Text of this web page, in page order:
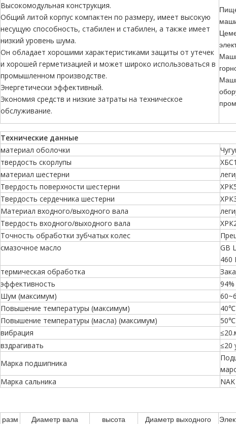
Высокомодульная конструкция.
Общий литой корпус компактен по размеру, имеет высокую
несущую способность, стабилен и стабилен, а также имеет
низкий уровень шума.
Он обладает хорошими характеристиками защиты от утечек
и хорошей герметизацией и может широко использоваться в
промышленном производстве.
Энергетически эффективный.
Экономия средств и низкие затраты на техническое
обслуживание.
Технические данные
материал оболочки
твердость скорлупы
материал шестерни
Твердость поверхности шестерни
Твердость сердечника шестерни
Материал входного/выходного вала
Твердость входного/выходного вала
Точность обработки зубчатых колес
смазочное масло
GB
460
термическая обработка
эффективность
Шум (максимум)
Повышение температуры (максимум)
40℃
Повышение температуры (масла) (максимум)
50℃
вибрация
≤20.
вздрагивать
≤20
Марка подшипника
Марка сальника
разм
Диаметр вала
высота
Диаметр выходного